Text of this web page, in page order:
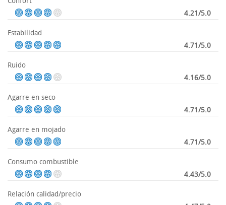
4.21/5.0
Estabilidad
4.71/5.0
Ruido
4.16/5.0
Agarre en seco
4.71/5.0
Agarre en mojado
4.71/5.0
Consumo combustible
4.43/5.0
Relación calidad/precio